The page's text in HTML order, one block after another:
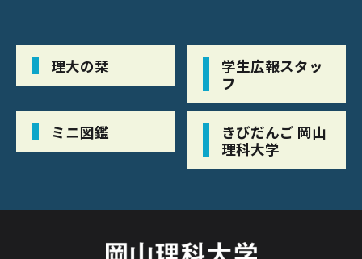
理大の栞
学生広報スタッ
フ
ミニ図鑑
きびだんご 岡山
理科大学